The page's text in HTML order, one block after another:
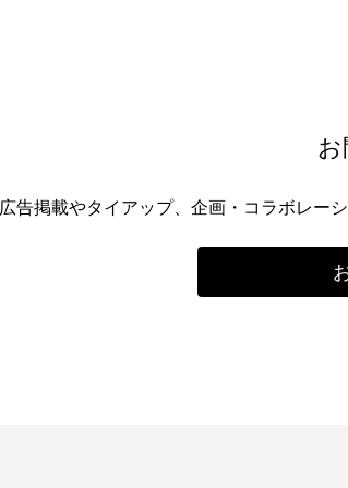
広告掲載やタイアップ、企画・コラボレー